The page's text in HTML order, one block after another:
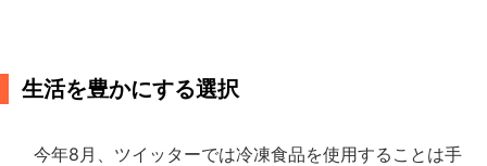
生活を豊かにする選択
今年8月、ツイッターでは冷凍食品を使用することは手